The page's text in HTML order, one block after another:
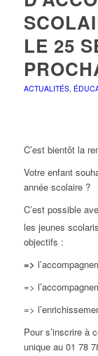
LE 25
ACTUALITÉS,
C’est bientôt la
Votre enfant
année scolaire ?
C’est possible
les jeunes
objectifs :
=>
=>
=>
Pour s’inscrire à
unique au 01 78